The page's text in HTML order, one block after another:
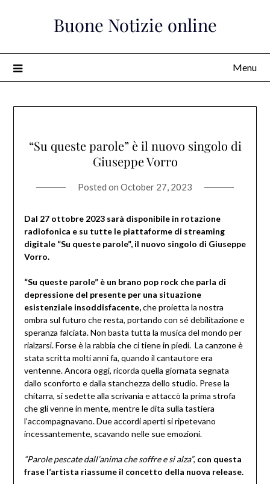
Buone Notizie online
Menu
“Su queste parole” è il nuovo singolo di
Giuseppe Vorro
Posted on October 27, 2023
Dal 27 ottobre 2023 sarà disponibile in rotazione
radiofonica e su tutte le piattaforme di streaming
digitale “Su queste parole”, il nuovo singolo di Giuseppe
Vorro.
“Su queste parole” è un brano pop rock che parla di
depressione del presente per una situazione
esistenziale insoddisfacente,che proietta la nostra
ombra sul futuro che resta, portando con sé debilitazione e
speranza falciata. Non basta tutta la musica del mondo per
rialzarsi. Forse è la rabbia che ci tiene in piedi. La canzone è
stata scritta molti anni fa, quando il cantautore era
ventenne. Ancora oggi, ricorda quella giornata segnata
dallo sconforto e dalla stanchezza dello studio. Prese la
chitarra, si sedette alla scrivania e attaccò la prima strofa
che gli venne in mente, mentre le dita sulla tastiera
l’accompagnavano. Due accordi aperti si ripetevano
incessantemente, scavando nelle sue emozioni.
“Parole pescate dall’anima che soffre e si alza”, con questa
frase l’artista riassume il concetto della nuova release.